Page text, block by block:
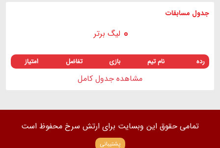
جدول مسابقات
لیگ برتر
رده نام تیم بازی تفاضل امتیاز
مشاهده جدول کامل
تمامی حقوق این وبسایت برای ارتش سرخ محفوظ است
پشتیبانی